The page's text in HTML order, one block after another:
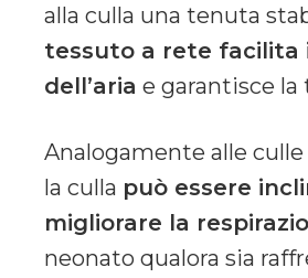
alla culla una tenuta
tessuto a rete facilita
dell’aria e garantisce la
Analogamente alle culle
la culla può essere
migliorare la
neonato qualora sia